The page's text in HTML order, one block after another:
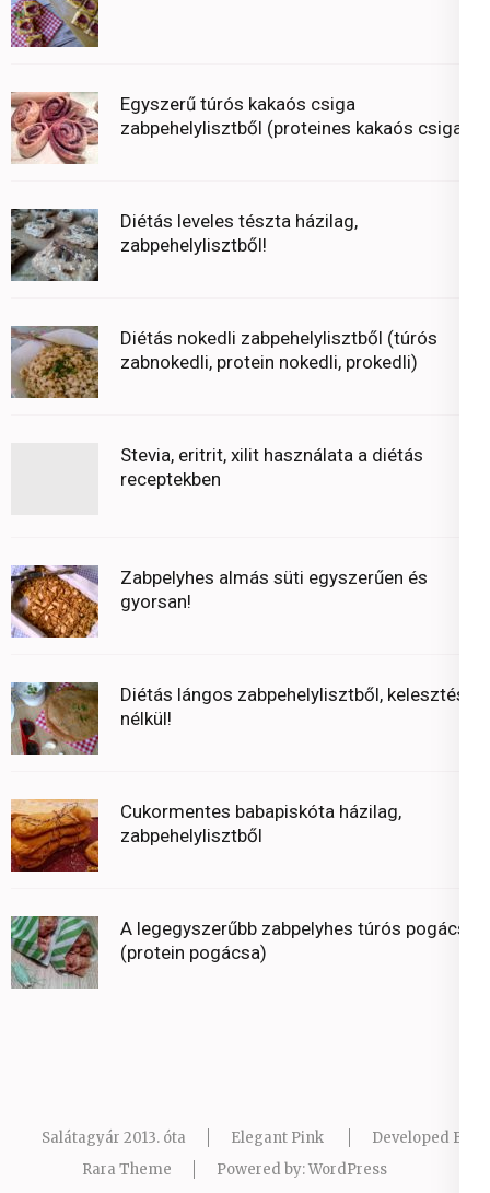
Egyszerű túrós kakaós csiga
zabpehelylisztből (proteines kakaós csiga)
Diétás leveles tészta házilag,
zabpehelylisztből!
Diétás nokedli zabpehelylisztből (túrós
zabnokedli, protein nokedli, prokedli)
Stevia, eritrit, xilit használata a diétás
receptekben
Zabpelyhes almás süti egyszerűen és
gyorsan!
Diétás lángos zabpehelylisztből, kelesztés
nélkül!
Cukormentes babapiskóta házilag,
zabpehelylisztből
A legegyszerűbb zabpelyhes túrós pogácsa
(protein pogácsa)
Salátagyár 2013. óta Elegant Pink
Developed By
Rara Theme
Powered by:WordPress